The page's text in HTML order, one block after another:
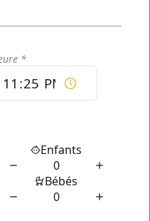
et ce n'est pas plus
Aéroport le Bourget.
le Bourget, les étapes
VTC Aéroport le
pour vous permettre de
Le Bourget
de votre avion avec
Dans quel but ? Votre
repérer immédiatement en
maximum de temps. Vous
votre vol, votre train, votre